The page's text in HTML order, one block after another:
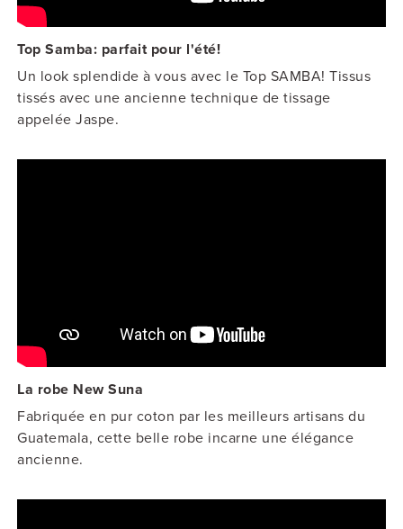
Top Samba: parfait pour l'été!
Un look splendide à vous avec le Top SAMBA! Tissus
tissés avec une ancienne technique de tissage
appelée Jaspe.
La robe New Suna
Fabriquée en pur coton par les meilleurs artisans du
Guatemala, cette belle robe incarne une élégance
ancienne.